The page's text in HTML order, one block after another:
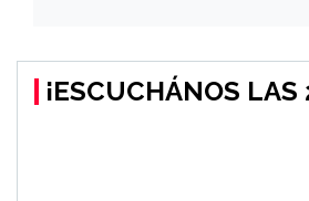
¡ESCUCHÁNOS LAS